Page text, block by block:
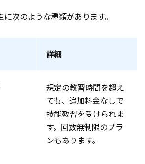
次のような種類があります。
詳細
規定の教習時間を超え
ても、追加料金なしで
技能教習を受けられま
す。回数無制限のプラ
ンもあります。